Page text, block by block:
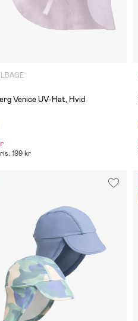
Venice UV-Hat, Hvid
199 kr